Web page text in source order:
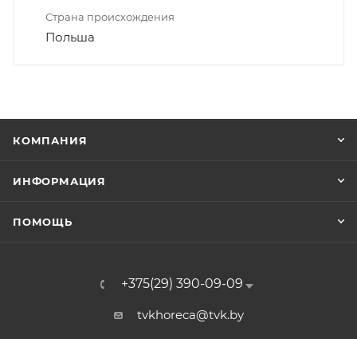
Страна происхождения
Польша
КОМПАНИЯ
ИНФОРМАЦИЯ
ПОМОЩЬ
+375(29) 390-09-09
tvkhoreca@tvk.by